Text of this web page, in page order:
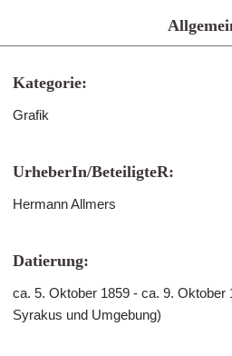
Kategorie:
Grafik
UrheberIn/BeteiligteR:
Hermann Allmers
Datierung:
ca. 5. Oktober 1859 - ca. 9. Oktober
Syrakus und Umgebung)